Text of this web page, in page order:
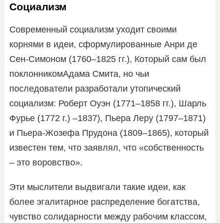
Социализм
Современный социализм уходит своими
корнями в идеи, сформулированные Анри де
Сен-Симоном (1760–1825 гг.), Который сам был
поклонникомАдама Смита, но чьи
последователи разработали утопический
социализм: Роберт Оуэн (1771–1858 гг.), Шарль
Фурье (1772 г.) –1837), Пьера Леру (1797–1871)
и Пьера-Жозефа Прудона (1809–1865), который
известен тем, что заявлял, что «собственность
– это воровство».
Эти мыслители выдвигали такие идеи, как
более эгалитарное распределение богатства,
чувство солидарности между рабочим классом,